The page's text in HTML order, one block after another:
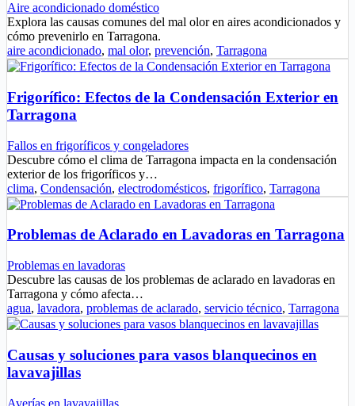
Aire acondicionado doméstico
Explora las causas comunes del mal olor en aires acondicionados y
cómo prevenirlo en Tarragona.
aire acondicionado, mal olor, prevención, Tarragona
Frigorífico: Efectos de la Condensación Exterior en
Tarragona
Fallos en frigoríficos y congeladores
Descubre cómo el clima de Tarragona impacta en la condensación
exterior de los frigoríficos y…
clima, Condensación, electrodomésticos, frigorífico, Tarragona
Problemas de Aclarado en Lavadoras en Tarragona
Problemas en lavadoras
Descubre las causas de los problemas de aclarado en lavadoras en
Tarragona y cómo afecta…
agua, lavadora, problemas de aclarado, servicio técnico, Tarragona
Causas y soluciones para vasos blanquecinos en
lavavajillas
Averías en lavavajillas